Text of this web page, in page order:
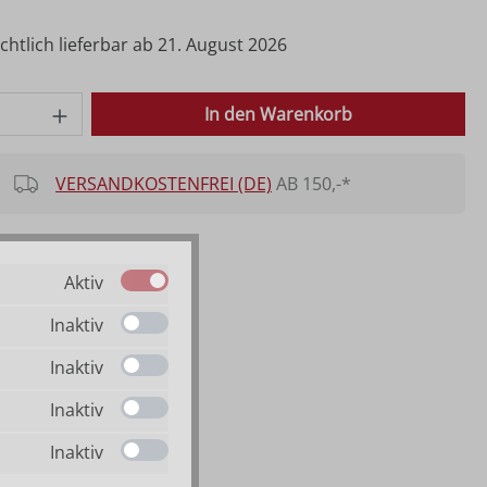
lieferbar ab 21. August 2026
Anzahl: Gib den gewünschten Wert
In den Warenkorb
VERSANDKOSTENFREI (DE) AB 150,-*
Aktiv
Inaktiv
Inaktiv
Inaktiv
Inaktiv